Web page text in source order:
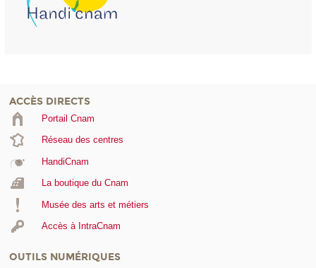
ACCÈS DIRECTS
Portail Cnam
Réseau des centres
HandiCnam
La boutique du Cnam
Musée des arts et métiers
Accès à IntraCnam
OUTILS NUMÉRIQUES